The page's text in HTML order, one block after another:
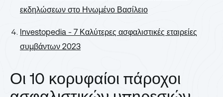
εκδηλώσεων στο Ηνωμένο Βασίλειο
Investopedia - 7 Καλύτερες ασφαλιστικές εταιρείες
συμβάντων 2023
Οι 10 κορυφαίοι πάροχοι